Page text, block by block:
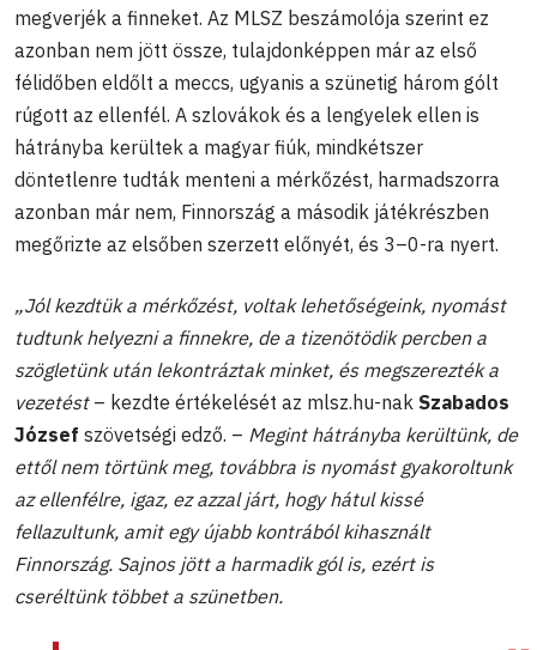
megverjék a finneket. Az MLSZ beszámolója szerint ez
azonban nem jött össze, tulajdonképpen már az első
félidőben eldőlt a meccs, ugyanis a szünetig három gólt
rúgott az ellenfél. A szlovákok és a lengyelek ellen is
hátrányba kerültek a magyar fiúk, mindkétszer
döntetlenre tudták menteni a mérkőzést, harmadszorra
azonban már nem, Finnország a második játékrészben
megőrizte az elsőben szerzett előnyét, és 3–0-ra nyert.
„Jól kezdtük a mérkőzést, voltak lehetőségeink, nyomást
tudtunk helyezni a finnekre, de a tizenötödik percben a
szögletünk után lekontráztak minket, és megszerezték a
vezetést– kezdte értékelését az mlsz.hu-nak Szabados
József szövetségi edző. – Megint hátrányba kerültünk, de
ettől nem törtünk meg, továbbra is nyomást gyakoroltunk
az ellenfélre, igaz, ez azzal járt, hogy hátul kissé
fellazultunk, amit egy újabb kontrából kihasznált
Finnország. Sajnos jött a harmadik gól is, ezért is
cseréltünk többet a szünetben.